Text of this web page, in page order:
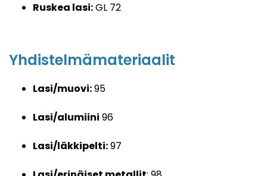
Ruskea lasi:GL 72
Yhdistelmämateriaalit
Lasi/muovi:95
Lasi/alumiini 96
Lasi/läkkipelti:97